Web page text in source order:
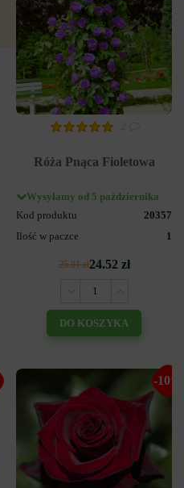
Róża Pnąca Fioletowa
Wysyłamy od 5 października
Kod produktu
20357
Ilość w paczce
1
25.81 zł24.52 zł
DO KOSZYKA
-10%